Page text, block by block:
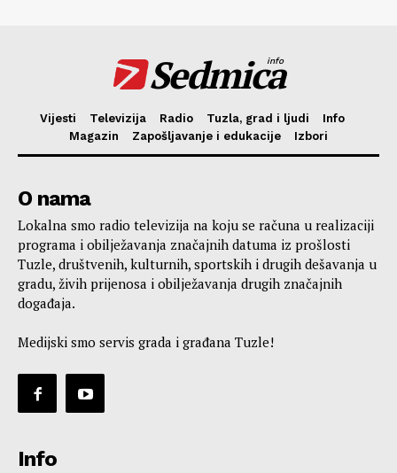
Sedmica
info
Vijesti Televizija Radio Tuzla, grad i ljudi
Info
Magazin
Zapošljavanje i edukacije Izbori
O nama
Lokalna smo radio televizija na koju se računa u realizaciji
programa i obilježavanja značajnih datuma iz prošlosti
Tuzle, društvenih, kulturnih, sportskih i drugih dešavanja u
gradu, živih prijenosa i obilježavanja drugih značajnih
događaja.
Medijski smo servis grada i građana Tuzle!
Info